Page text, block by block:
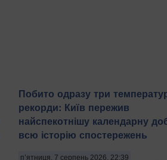
Побито одразу три
рекорди: Київ пережив
найспекотнішу календарну
всю історію спостережень
п’ятниця, 7 серпень 2026, 22:39